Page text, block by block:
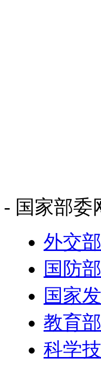
- 国家部委
外交部
国防部
国家
教育部
科学